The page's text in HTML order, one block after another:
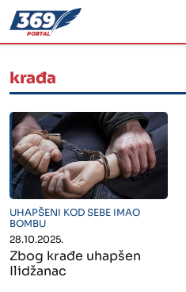
krađa
" alt="">
UHAPŠENI KOD SEBE IMAO
BOMBU
28.10.2025.
Zbog krađe uhapšen
Ilidžanac